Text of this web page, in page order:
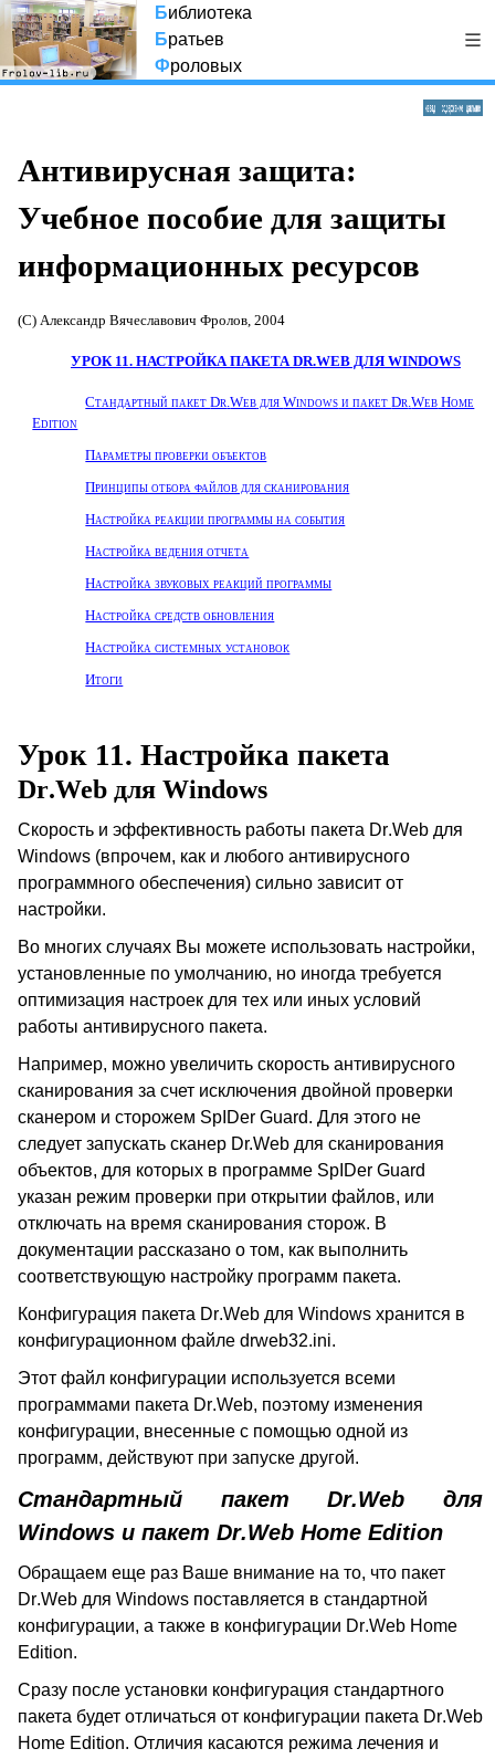
Библиотека
Братьев
Фроловых
Антивирусная защита:
Учебное пособие для защиты
информационных ресурсов
(С) Александр Вячеславович Фролов, 2004
УРОК 11. НАСТРОЙКА ПАКЕТАDR.WEB ДЛЯ WINDOWS
Стандартный пакетDr.Web дляWindows и пакетDr.Web Home
Edition
Параметры проверки объектов
Принципы отбора файлов для сканирования
Настройка реакции программы на события
Настройка ведения отчета
Настройка звуковых реакций программы
Настройка средств обновления
Настройка системных установок
Итоги
Урок 11. Настройка пакета
Dr.Web для Windows
Скорость и эффективность работы пакета Dr.Web для
Windows (впрочем, как и любого антивирусного
программного обеспечения) сильно зависит от
настройки.
Во многих случаях Вы можете использовать настройки,
установленные по умолчанию, но иногда требуется
оптимизация настроек для тех или иных условий
работы антивирусного пакета.
Например, можно увеличить скорость антивирусного
сканирования за счет исключения двойной проверки
сканером и сторожем SpIDer Guard. Для этого не
следует запускать сканер Dr.Web для сканирования
объектов, для которых в программе SpIDer Guard
указан режим проверки при открытии файлов, или
отключать на время сканирования сторож. В
документации рассказано о том, как выполнить
соответствующую настройку программ пакета.
Конфигурация пакета Dr.Web для Windows хранится в
конфигурационном файле drweb32.ini.
Этот файл конфигурации используется всеми
программами пакета Dr.Web, поэтому изменения
конфигурации, внесенные с помощью одной из
программ, действуют при запуске другой.
Стандартный пакетDr.Web для
Windows и пакет Dr.Web Home Edition
Обращаем еще раз Ваше внимание на то, что пакет
Dr.Web для Windows поставляется в стандартной
конфигурации, а также в конфигурации Dr.Web Home
Edition.
Сразу после установки конфигурация стандартного
пакета будет отличаться от конфигурации пакета Dr.Web
Home Edition. Отличия касаются режима лечения и